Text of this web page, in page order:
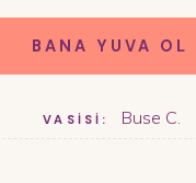
BANA YUVA OL
VASİSİ: Buse C.